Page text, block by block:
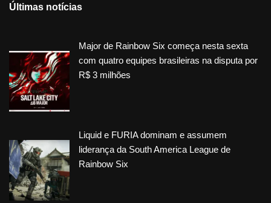
Últimas notícias
Major de Rainbow Six começa nesta sexta
com quatro equipes brasileiras na disputa por
R$ 3 milhões
Liquid e FURIA dominam e assumem
liderança da South America League de
Rainbow Six